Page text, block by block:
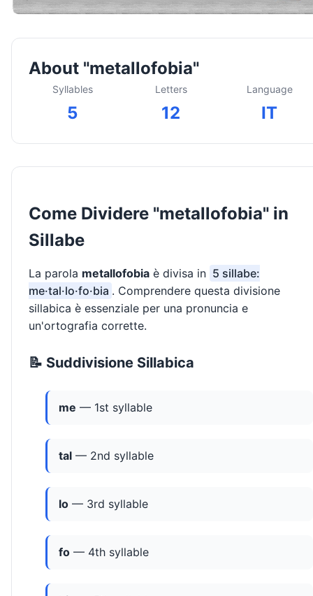
About "metallofobia"
Syllables
5
Letters
12
Language
IT
Come Dividere "metallofobia" in
Sillabe
La parola metallofobia è divisa in 5 sillabe:
me·tal·lo·fo·bia . Comprendere questa divisione
sillabica è essenziale per una pronuncia e
un'ortografia corrette.
📝 Suddivisione Sillabica
me — 1st syllable
tal — 2nd syllable
lo — 3rd syllable
fo — 4th syllable